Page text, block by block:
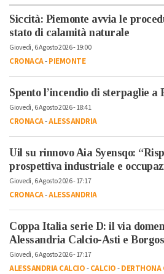
Siccità: Piemonte avvia le
stato di calamità naturale
Giovedì, 6 Agosto 2026 - 19:00
CRONACA-PIEMONTE
Spento l’incendio di sterpaglie a
Giovedì, 6 Agosto 2026 - 18:41
CRONACA-ALESSANDRIA
Uil su rinnovo Aia Syensqo:
prospettiva industriale e
Giovedì, 6 Agosto 2026 - 17:17
CRONACA-ALESSANDRIA
Coppa Italia serie D: il via
Alessandria Calcio-Asti e
Giovedì, 6 Agosto 2026 - 17:17
ALESSANDRIA CALCIO-CALCIO-DERTHONA